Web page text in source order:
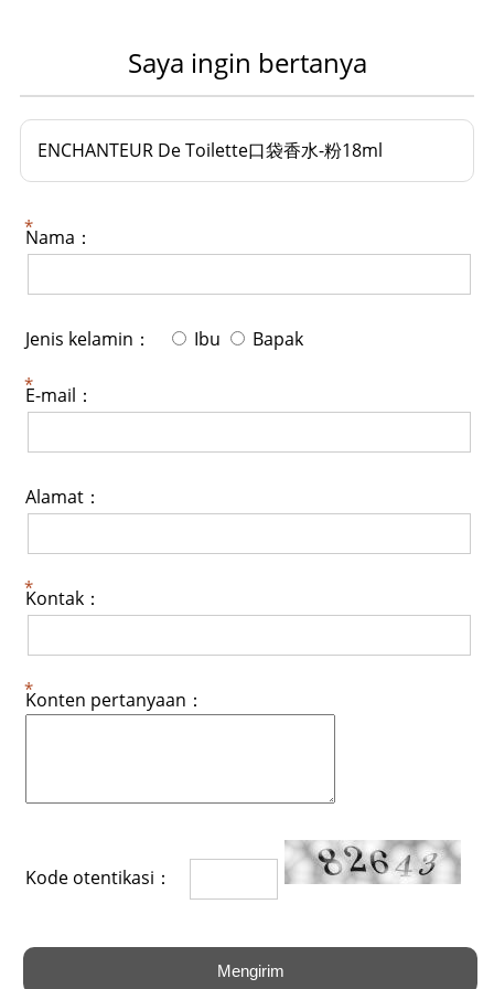
Saya ingin bertanya
ENCHANTEUR De Toilette口袋香水-粉18ml
Nama：
Jenis kelamin： Ibu Bapak
E-mail：
Alamat：
Kontak：
Konten pertanyaan：
Kode otentikasi：